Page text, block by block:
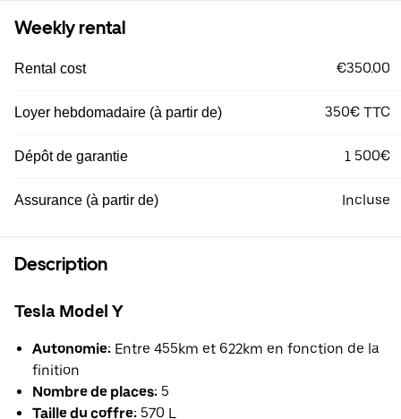
Weekly rental
Rental cost €350.00
Loyer hebdomadaire (à partir de) 350€ TTC
Dépôt de garantie 1 500€
Assurance (à partir de) Incluse
Description
Tesla Model Y
Autonomie: Entre 455km et 622km en fonction de la
finition
Nombre de places: 5
Taille du coffre: 570 L